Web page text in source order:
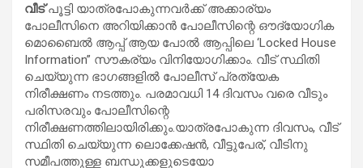
വീട്പൂട്ടി യാത്രപോകുന്നവർക്ക് അക്കാര്യം
പോലീസിനെ അറിയിക്കാൻ പോലീസിന്റെ ഔദ്യോഗിക
മൊബൈൽ ആപ്പ് ആയ പോൽ ആപ്പിലെ ‘Locked House
Information” സൗകര്യം വിനിയോഗിക്കാം. വീട് സ്ഥിതി
ചെയ്യുന്ന ഭാഗങ്ങളിൽ പോലീസ് പ്രത്യേക
നിരീക്ഷണം നടത്തും. പരമാവധി 14 ദിവസം വരെ വീടും
പരിസരവും പോലീസിന്റെ
നിരീക്ഷണത്തിലായിരിക്കും.യാത്രപോകുന്ന ദിവസം, വീട്
സ്ഥിതി ചെയ്യുന്ന ലൊക്കേഷൻ, വീട്ടുപേര്, വീടിനു
സമീപത്തുള്ള ബന്ധുക്കളുടെയോ